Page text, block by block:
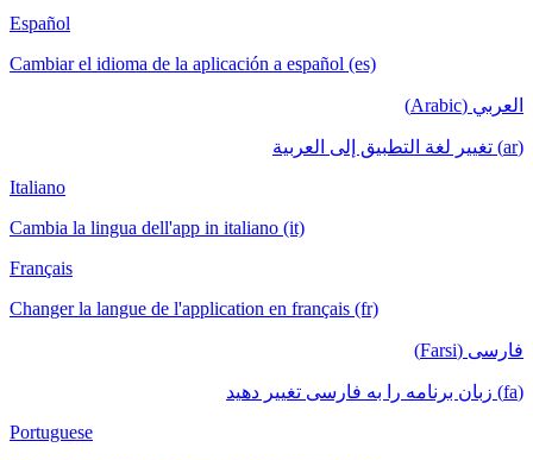
Español
Cambiar el idioma de la aplicación a español (es)
العربي (Arabic)
(ar) تغيير لغة التطبيق إلى العربية
Italiano
Cambia la lingua dell'app in italiano (it)
Français
Changer la langue de l'application en français (fr)
فارسی (Farsi)
(fa) زبان برنامه را به فارسی تغییر دهید
Portuguese